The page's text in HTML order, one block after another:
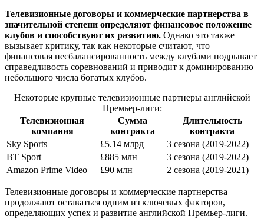
Телевизионные договоры и коммерческие партнерства в
значительной степени определяют финансовое положение
клубов и способствуют их развитию. Однако это также
вызывает критику, так как некоторые считают, что
финансовая несбалансированность между клубами подрывает
справедливость соревнований и приводит к доминированию
небольшого числа богатых клубов.
Некоторые крупные телевизионные партнеры английской
Премьер-лиги:
Телевизионная
компания
Сумма
контракта
Длительность
контракта
Sky Sports
£5.14 млрд
3 сезона (2019-2022)
BT Sport
£885 млн
3 сезона (2019-2022)
Amazon Prime Video
£90 млн 2 сезона (2019-2021)
Телевизионные договоры и коммерческие партнерства
продолжают оставаться одним из ключевых факторов,
определяющих успех и развитие английской Премьер-лиги.